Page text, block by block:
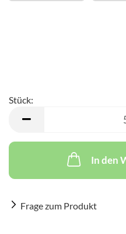
Stück:
In den
Frage zum Produkt